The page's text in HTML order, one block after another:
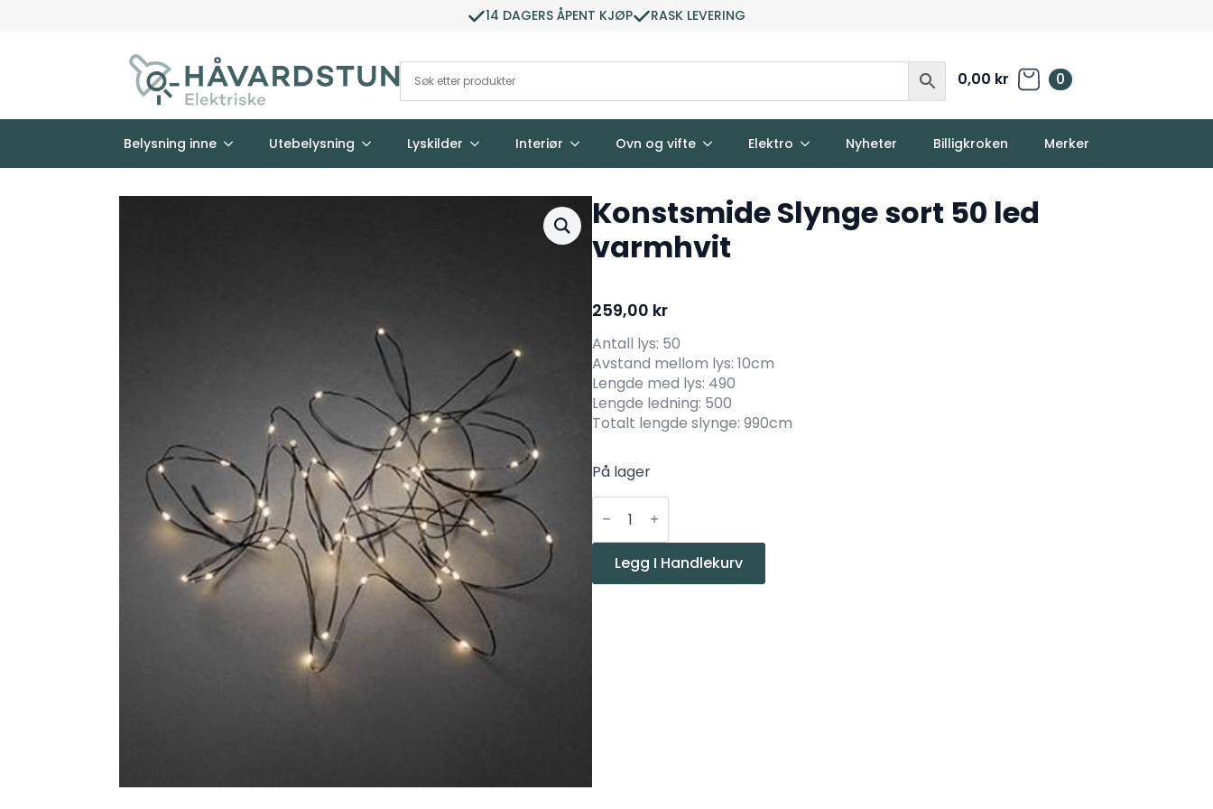
14 DAGERS ÅPENT KJØP RASK LEVERING
0,00 kr 0
Belysning inne Utebelysning Lyskilder Interiør Ovn og vifte Elektro Nyheter Billigkroken Merker
Konstsmide Slynge sort 50 led
varmhvit
259,00 kr
Antall lys: 50
Avstand mellom lys: 10cm
Lengde med lys: 490
Lengde ledning: 500
Totalt lengde slynge: 990cm
På lager
Konstsmide
Slynge
50
varmhvit
antall
Legg I Handlekurv